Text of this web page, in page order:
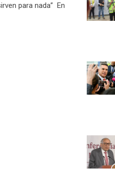
para nada” En